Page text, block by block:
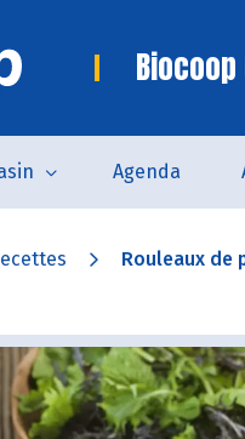
Agenda
Rouleaux de